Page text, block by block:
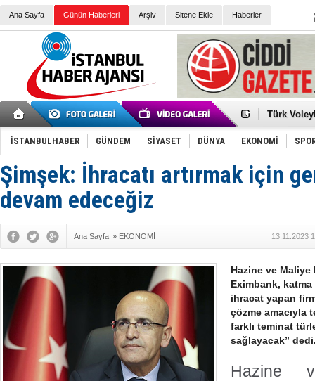
Ana Sayfa Günün Haberleri Arşiv Sitene Ekle Haberler
Elena
Türk
Töreninde
İkinci El
Guguk
Sneaker
Erkek
Tommy
Ceza
Erdoğan:
İtalyan
İSTANBULHABER GÜNDEM SİYASET DÜNYA EKONOMİ
Şimşek: İhracatı artırmak için
devam edeceğiz
Ana Sayfa » EKONOMİ 13.11.2023
Hazine ve Maliye
Eximbank,
ihracat yapan
çözme amacıyla
farklı teminat
sağlayacak”
Hazine